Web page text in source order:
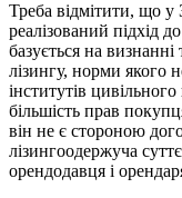
Треба відмітити, що у
реалізований підхід
базується на
лізингу, норми якого
інститутів
більшість прав
він не є стороною
лізингоодержуча
орендодавця і